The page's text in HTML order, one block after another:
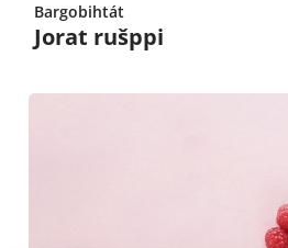
Bargobihtát
Jorat rušppi